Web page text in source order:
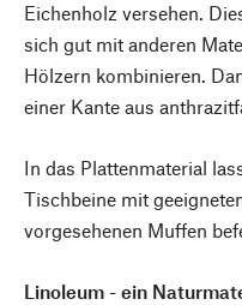
Eichenholz versehen.
sich gut mit anderen
Hölzern kombinieren.
einer Kante aus
In das Plattenmaterial
Tischbeine mit
vorgesehenen Muffen
Linoleum - ein